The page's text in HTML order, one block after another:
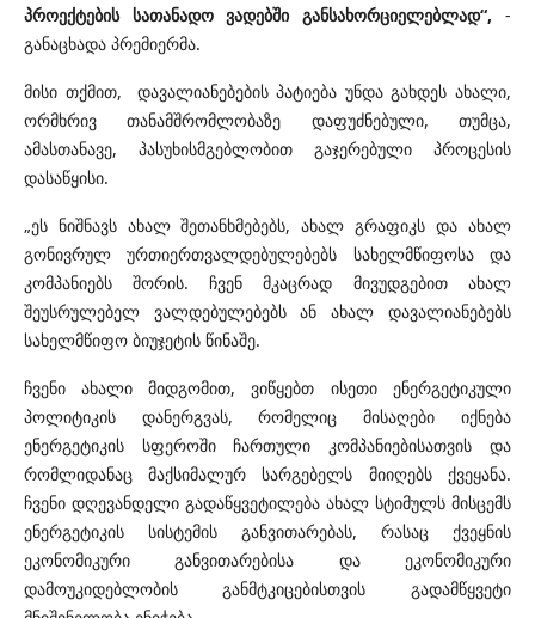
პროექტების სათანადო ვადებში განსახორციელებლად“, -
განაცხადა პრემიერმა.
მისი თქმით, დავალიანებების პატიება უნდა გახდეს ახალი,
ორმხრივ თანამშრომლობაზე დაფუძნებული, თუმცა,
ამასთანავე, პასუხისმგებლობით გაჯერებული პროცესის
დასაწყისი.
„ეს ნიშნავს ახალ შეთანხმებებს, ახალ გრაფიკს და ახალ
გონივრულ ურთიერთვალდებულებებს სახელმწიფოსა და
კომპანიებს შორის. ჩვენ მკაცრად მივუდგებით ახალ
შეუსრულებელ ვალდებულებებს ან ახალ დავალიანებებს
სახელმწიფო ბიუჯეტის წინაშე.
ჩვენი ახალი მიდგომით, ვიწყებთ ისეთი ენერგეტიკული
პოლიტიკის დანერგვას, რომელიც მისაღები იქნება
ენერგეტიკის სფეროში ჩართული კომპანიებისათვის და
რომლიდანაც მაქსიმალურ სარგებელს მიიღებს ქვეყანა.
ჩვენი დღევანდელი გადაწყვეტილება ახალ სტიმულს მისცემს
ენერგეტიკის სისტემის განვითარებას, რასაც ქვეყნის
ეკონომიკური განვითარებისა და ეკონომიკური
დამოუკიდებლობის განმტკიცებისთვის გადამწყვეტი